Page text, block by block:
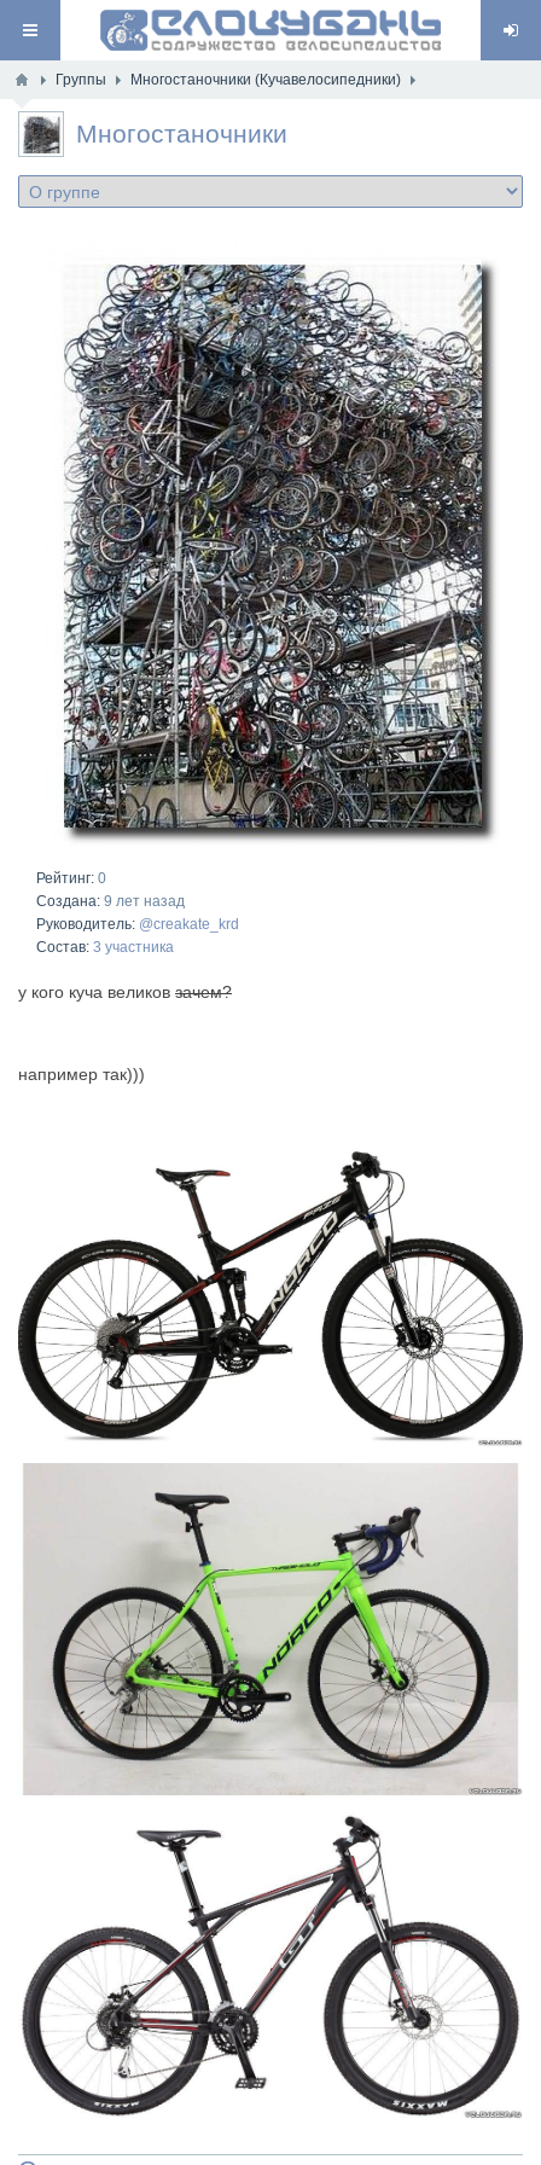
Группы Многостаночники (Кучавелосипедники)
Многостаночники
(Кучавелосипедники)
Рейтинг: 0
Создана: 9 лет назад
Руководитель: @creakate_krd
Состав: 3 участника
у кого куча великов зачем?
например так)))